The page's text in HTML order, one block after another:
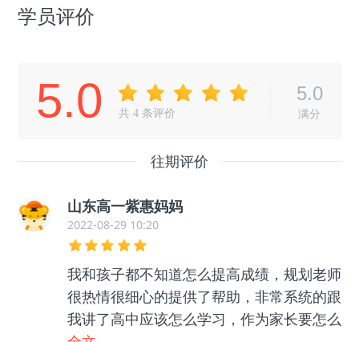
学员评价
5.0 共4 条评价
5.0
满分
往期评价
山东高一紫惠妈妈
2022-08-29 10:20
我和孩子都不知道怎么提高成绩，规划老师
很热情很细心的提供了帮助，非常系统的跟
我讲了高中应该怎么学习，作为家长要怎么